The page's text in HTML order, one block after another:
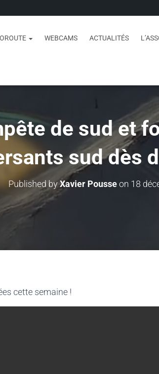
WEBCAMS ACTUALITÉS
de sud et
sud dès
Published byXavier Pousseon 18
cette semaine !